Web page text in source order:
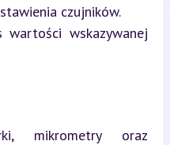
czujników.
wartości wskazywanej
mikrometry oraz